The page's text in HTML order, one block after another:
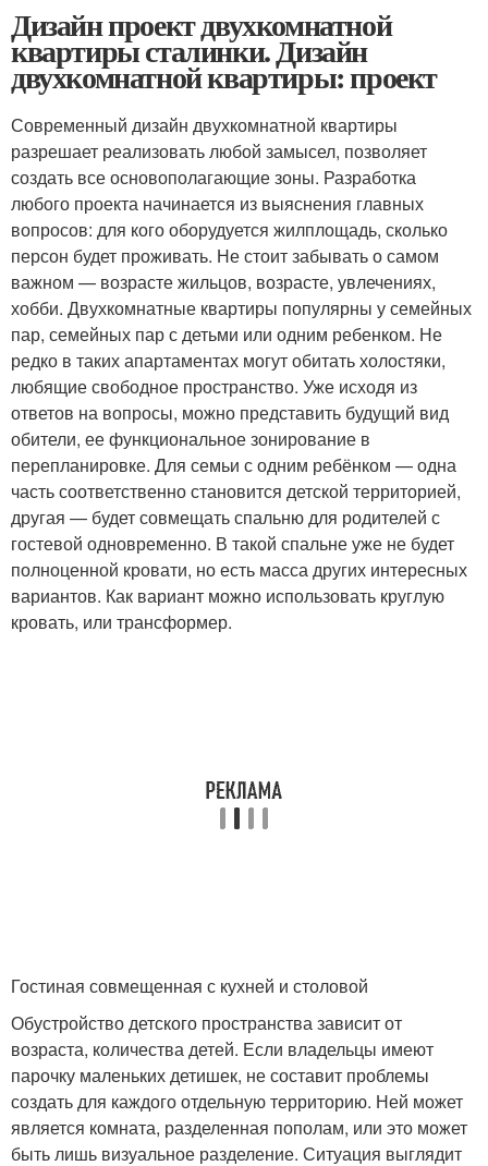
Дизайн проект двухкомнатной
квартиры сталинки. Дизайн
двухкомнатной квартиры: проект
Современный дизайн двухкомнатной квартиры
разрешает реализовать любой замысел, позволяет
создать все основополагающие зоны. Разработка
любого проекта начинается из выяснения главных
вопросов: для кого оборудуется жилплощадь, сколько
персон будет проживать. Не стоит забывать о самом
важном — возрасте жильцов, возрасте, увлечениях,
хобби. Двухкомнатные квартиры популярны у семейных
пар, семейных пар с детьми или одним ребенком. Не
редко в таких апартаментах могут обитать холостяки,
любящие свободное пространство. Уже исходя из
ответов на вопросы, можно представить будущий вид
обители, ее функциональное зонирование в
перепланировке. Для семьи с одним ребёнком — одна
часть соответственно становится детской территорией,
другая — будет совмещать спальню для родителей с
гостевой одновременно. В такой спальне уже не будет
полноценной кровати, но есть масса других интересных
вариантов. Как вариант можно использовать круглую
кровать, или трансформер.
Гостиная совмещенная с кухней и столовой
Обустройство детского пространства зависит от
возраста, количества детей. Если владельцы имеют
парочку маленьких детишек, не составит проблемы
создать для каждого отдельную территорию. Ней может
является комната, разделенная пополам, или это может
быть лишь визуальное разделение. Ситуация выглядит